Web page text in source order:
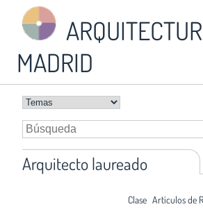
MADRID
Arquitecto laureado
Clase Artículos de